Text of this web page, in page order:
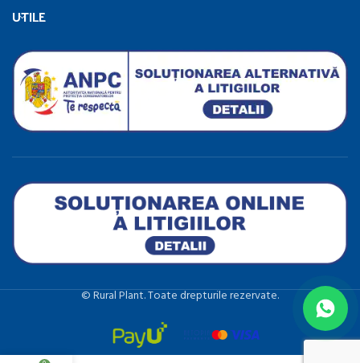
UTILE
©️ Rural Plant. Toate drepturile rezervate.